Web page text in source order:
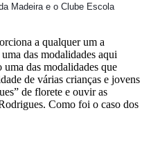
Madeira e o Clube Escola
a qualquer um a
das modalidades aqui
uma das modalidades que
de várias crianças e jovens
de florete e ouvir as
Como foi o caso dos